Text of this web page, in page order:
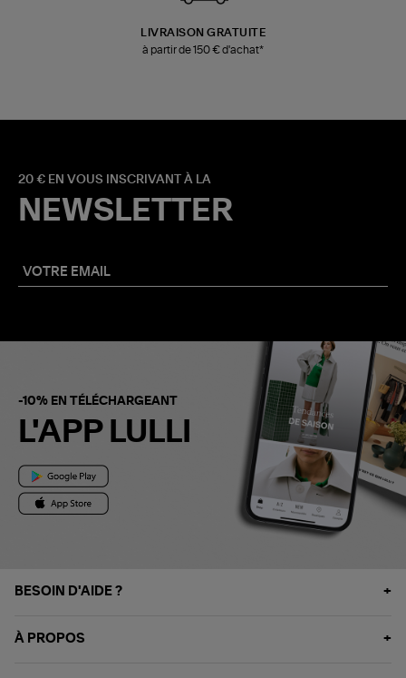
LIVRAISON GRATUITE
à partir de 150 € d'achat*
20 € EN VOUS INSCRIVANT À LA
NEWSLETTER
-10% EN TÉLÉCHARGEANT
L'APP LULLI
BESOIN D'AIDE ?
À PROPOS